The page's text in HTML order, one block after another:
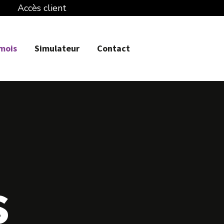
Accès client
Simulateur Contact